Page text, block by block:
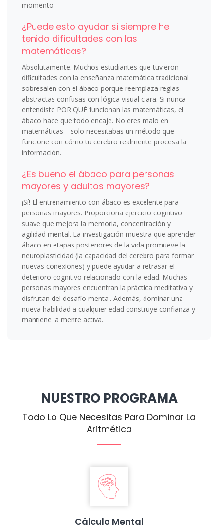
momento.
¿Puede esto ayudar si siempre he
tenido dificultades con las
matemáticas?
Absolutamente. Muchos estudiantes que tuvieron
dificultades con la enseñanza matemática tradicional
sobresalen con el ábaco porque reemplaza reglas
abstractas confusas con lógica visual clara. Si nunca
entendiste POR QUÉ funcionan las matemáticas, el
ábaco hace que todo encaje. No eres malo en
matemáticas—solo necesitabas un método que
funcione con cómo tu cerebro realmente procesa la
información.
¿Es bueno el ábaco para personas
mayores y adultos mayores?
¡Sí! El entrenamiento con ábaco es excelente para
personas mayores. Proporciona ejercicio cognitivo
suave que mejora la memoria, concentración y
agilidad mental. La investigación muestra que aprender
ábaco en etapas posteriores de la vida promueve la
neuroplasticidad (la capacidad del cerebro para formar
nuevas conexiones) y puede ayudar a retrasar el
deterioro cognitivo relacionado con la edad. Muchas
personas mayores encuentran la práctica meditativa y
disfrutan del desafío mental. Además, dominar una
nueva habilidad a cualquier edad construye confianza y
mantiene la mente activa.
NUESTRO PROGRAMA
Todo Lo Que Necesitas Para Dominar La
Aritmética
Cálculo Mental